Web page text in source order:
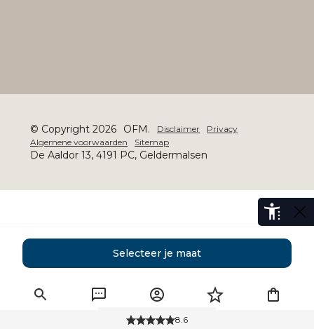
Selecteer je maat
© Copyright 2026 OFM. Disclaimer
Privacy
Algemene voorwaarden
Sitemap
De Aaldor 13, 4191 PC, Geldermalsen
Gratis verzending8.6